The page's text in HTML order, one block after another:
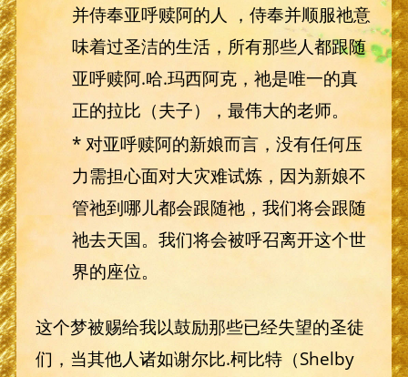
并侍奉亚呼赎阿的人 ，侍奉并顺服祂意
味着过圣洁的生活，所有那些人都跟随
亚呼赎阿.哈.玛西阿克，祂是唯一的真
正的拉比（夫子），最伟大的老师。
* 对亚呼赎阿的新娘而言，没有任何压
力需担心面对大灾难试炼，因为新娘不
管祂到哪儿都会跟随祂，我们将会跟随
祂去天国。我们将会被呼召离开这个世
界的座位。
这个梦被赐给我以鼓励那些已经失望的圣徒
们，当其他人诸如谢尔比.柯比特（Shelby